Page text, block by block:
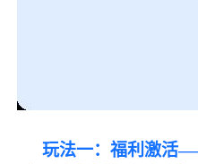
玩法一：福利激活